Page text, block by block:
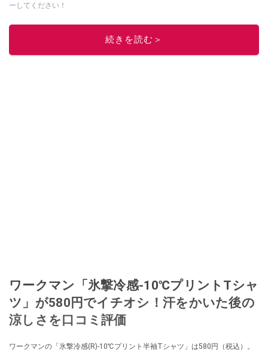
ー してください！
このイチオシストの他の記事を読む
続きを読む＞
ワークマン「氷撃冷感-10℃プリントTシャ
ツ」が580円でイチオシ！汗をかいた後の
涼しさを口コミ評価
ワークマンの「氷撃冷感(R)-10℃プリント半袖Tシャツ」は580円（税込）。